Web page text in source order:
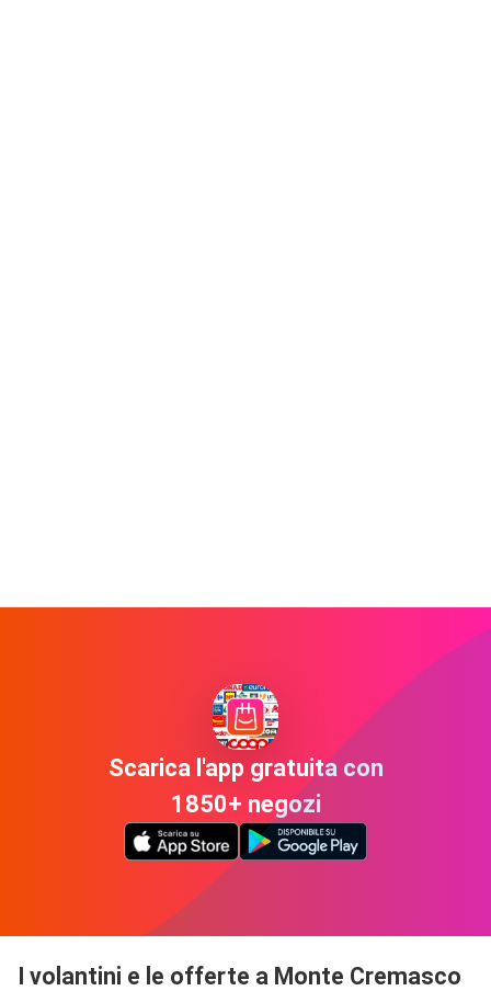
Scarica l'app gratuita con
1850+ negozi
I volantini e le offerte a Monte Cremasco